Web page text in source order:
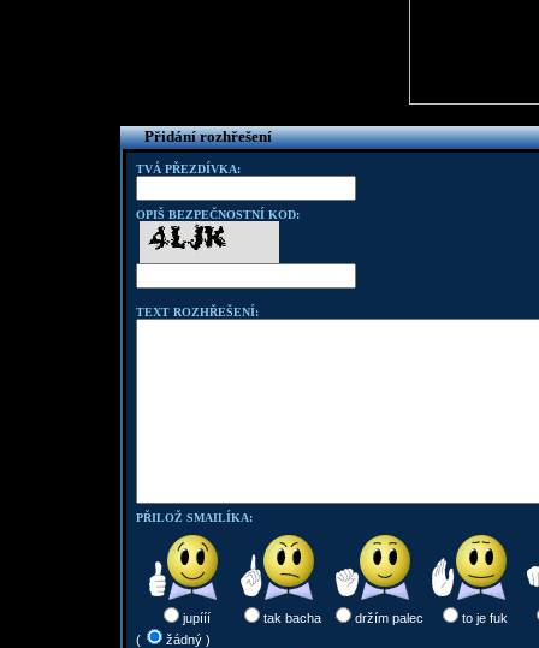
Přidání rozhřešení
TVÁ PŘEZDÍVKA:
OPIŠ BEZPEČNOSTNÍ KOD:
TEXT ROZHŘEŠENÍ:
PŘILOŽ SMAILÍKA:
jupííí tak bacha držím palec
to je fuk
(
žádný )